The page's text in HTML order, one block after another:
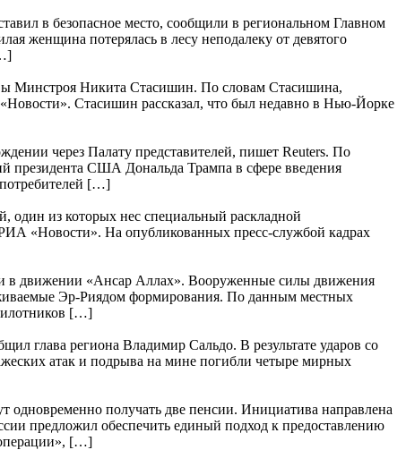
в безопасное место, сообщили в региональном Главном
женщина потерялась в лесу неподалеку от девятого
Минстроя Никита Стасишин. По словам Стасишина,
Стасишин рассказал, что был недавно в Нью-Йорке
через Палату представителей, пишет Reuters. По
президента США Дональда Трампа в сфере введения
потребителей […]
один из которых нес специальный раскладной
«Новости». На опубликованных пресс-службой кадрах
в движении «Ансар Аллах». Вооруженные силы движения
Эр-Риядом формирования. По данным местных
[…]
глава региона Владимир Сальдо. В результате ударов со
атак и подрыва на мине погибли четыре мирных
одновременно получать две пенсии. Инициатива направлена
предложил обеспечить единый подход к предоставлению
операции», […]